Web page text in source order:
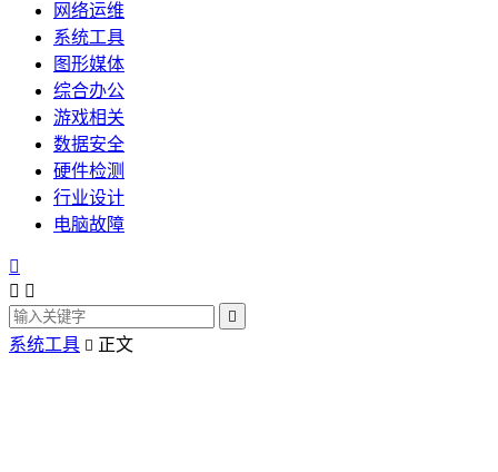
网络运维
系统工具
图形媒体
综合办公
游戏相关
数据安全
硬件检测
行业设计
电脑故障

 

系统工具  正文